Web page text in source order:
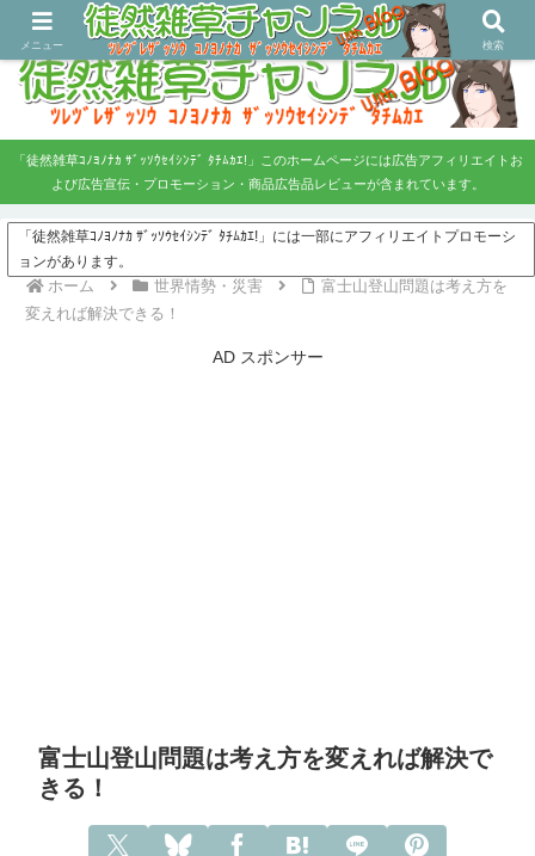
ツレヅレ・ザッソウ コノヨノナカ、ザッソウセイシンデタチムカエ！
「徒然雑草ｺﾉﾖﾉﾅｶ ｻﾞｯｿｳｾｲｼﾝﾃﾞ ﾀﾁﾑｶｴ!」このホームページには広告アフィリエイトお
よび広告宣伝・プロモーション・商品広告品レビューが含まれています。
「徒然雑草ｺﾉﾖﾉﾅｶ ｻﾞｯｿｳｾｲｼﾝﾃﾞ ﾀﾁﾑｶｴ!」には一部にアフィリエイトプロモーシ
ョンがあります。
ホーム 世界情勢・災害
富士山登山問題は考え方を
変えれば解決できる！
AD スポンサー
富士山登山問題は考え方を変えれば解決で
きる！
メニュー 検索